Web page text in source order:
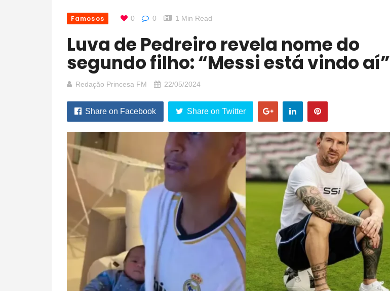
Famosos 0 0 1 Min Read
Luva de Pedreiro revela nome do
segundo filho: “Messi está vindo aí”
Redação Princesa FM 22/05/2024
Share on Facebook Share on Twitter